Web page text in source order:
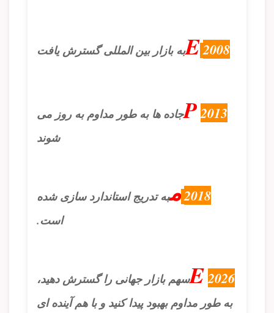
2008
Eبه بازار بین المللی گسترش یافت
2013
Pجاده ها به طور مداوم به روز می
شوند
2018مبه تدریج استاندارد سازی شده
است.
2026
Eسهم بازار جهانی را گسترش دهید،
به طور مداوم بهبود پیدا کنید و با هم آینده ای